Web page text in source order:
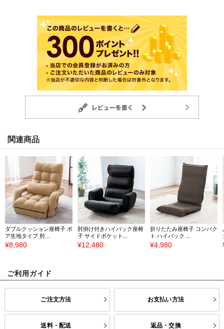
関連商品
ダブルクッション座椅子 ボ
ア生地タイプ 肘...
¥8,980
肘掛け付きハイバック座椅
子 サイドポケット...
¥12,480
折りたたみ座椅子 コンパク
ト ハイバック ...
¥4,980
ご利用ガイド
ご注文方法 お支払い方法
送料・配送 返品・交換